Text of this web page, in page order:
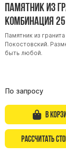
Памятник из
Комбинация 25
Памятник из
Покостовский.
быть любой.
По запросу
В
Рассчитать